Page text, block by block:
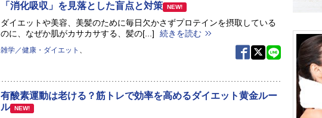
「消化吸収」を見落とした盲点と対策
NEW!
ダイエットや美容、美髪のために毎日欠かさずプロテインを摂取している
のに、なぜか肌がカサカサする、髪の[...]
続きを読む
雑学／健康・ダイエット 、
有酸素運動は老ける？筋トレで効率を高めるダイエット黄金ルー
ル
NEW!